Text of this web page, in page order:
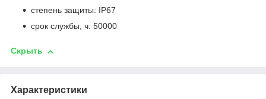
степень защиты: IP67
срок службы, ч: 50000
Скрыть
Характеристики